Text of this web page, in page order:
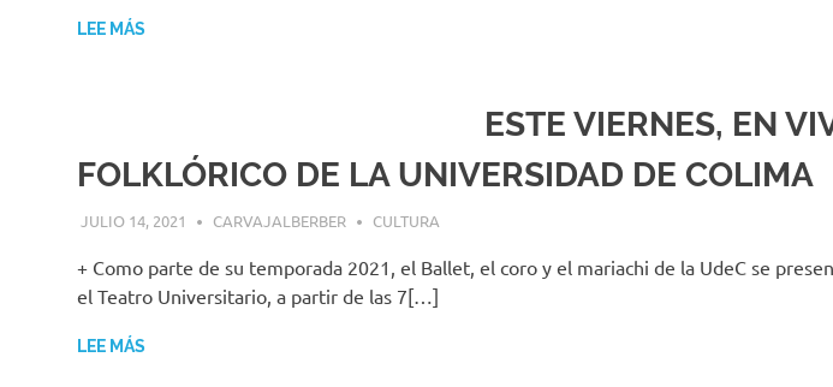
LEE MÁS
ESTE VIERNES, EN
FOLKLÓRICO DE LA UNIVERSIDAD DE COLIMA
JULIO 14, 2021 CARVAJALBERBER CULTURA
+ Como parte de su temporada 2021, el Ballet, el coro y el mariachi de la UdeC se
el Teatro Universitario, a partir de las 7[…]
LEE MÁS